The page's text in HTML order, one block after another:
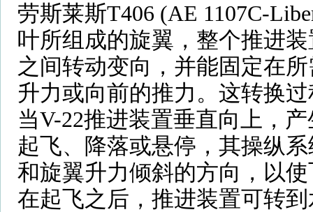
劳斯莱斯T406 (AE 1107C-
叶所组成的旋翼，整个推进
之间转动变向，并能固定在
升力或向前的推力。这转换
当V-22推进装置垂直向上，
起飞、降落或悬停，其操纵
和旋翼升力倾斜的方向，以
在起飞之后，推进装置可转